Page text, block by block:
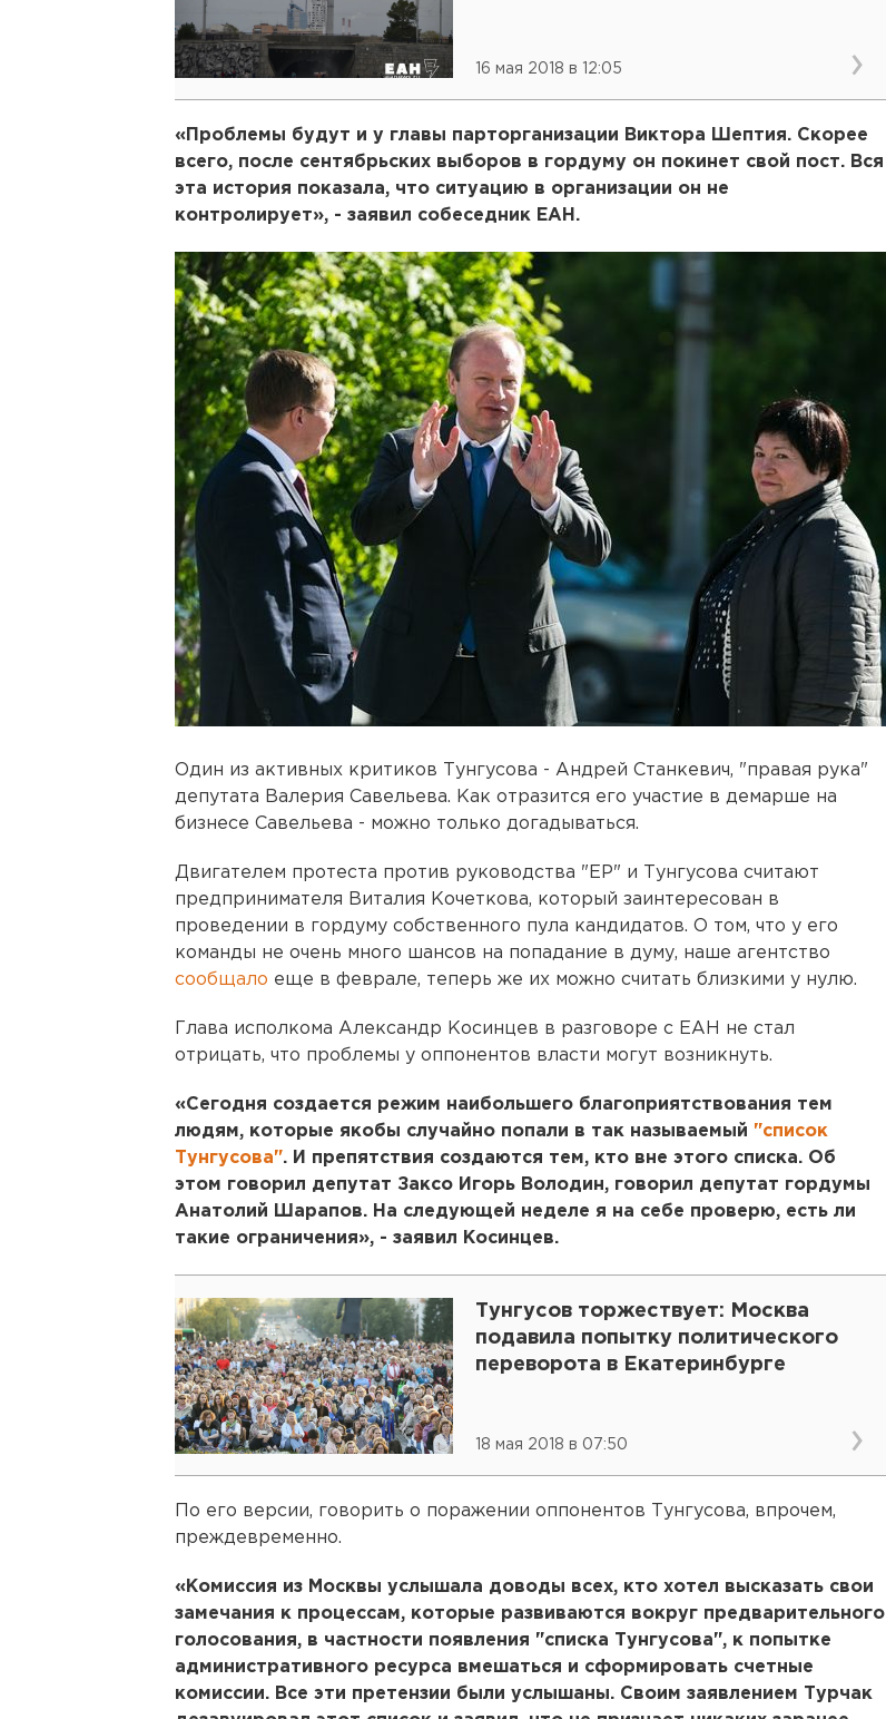
16 мая 2018 в 12:05
«Проблемы будут и у главы парторганизации Виктора Шептия. Скорее
всего, после сентябрьских выборов в гордуму он покинет свой пост. Вся
эта история показала, что ситуацию в организации он не
контролирует», - заявил собеседник ЕАН.
Один из активных критиков Тунгусова - Андрей Станкевич, "правая рука"
депутата Валерия Савельева. Как отразится его участие в демарше на
бизнесе Савельева - можно только догадываться.
Двигателем протеста против руководства "ЕР" и Тунгусова считают
предпринимателя Виталия Кочеткова, который заинтересован в
проведении в гордуму собственного пула кандидатов. О том, что у его
команды не очень много шансов на попадание в думу, наше агентство
сообщало еще в феврале, теперь же их можно считать близкими у нулю.
Глава исполкома Александр Косинцев в разговоре с ЕАН не стал
отрицать, что проблемы у оппонентов власти могут возникнуть.
«Сегодня создается режим наибольшего благоприятствования тем
людям, которые якобы случайно попали в так называемый "список
Тунгусова". И препятствия создаются тем, кто вне этого списка. Об
этом говорил депутат Заксо Игорь Володин, говорил депутат гордумы
Анатолий Шарапов. На следующей неделе я на себе проверю, есть ли
такие ограничения», - заявил Косинцев.
Тунгусов торжествует: Москва
подавила попытку политического
переворота в Екатеринбурге
18 мая 2018 в 07:50
По его версии, говорить о поражении оппонентов Тунгусова, впрочем,
преждевременно.
«Комиссия из Москвы услышала доводы всех, кто хотел высказать свои
замечания к процессам, которые развиваются вокруг предварительного
голосования, в частности появления "списка Тунгусова", к попытке
административного ресурса вмешаться и сформировать счетные
комиссии. Все эти претензии были услышаны. Своим заявлением Турчак